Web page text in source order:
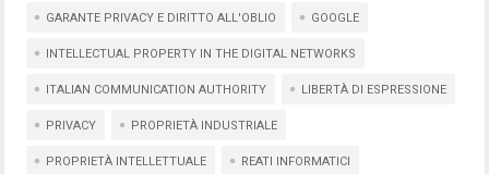
GARANTE PRIVACY E DIRITTO ALL'OBLIO GOOGLE
INTELLECTUAL PROPERTY IN THE DIGITAL NETWORKS
ITALIAN COMMUNICATION AUTHORITY LIBERTÀ DI ESPRESSIONE
PRIVACY PROPRIETÀ INDUSTRIALE
PROPRIETÀ INTELLETTUALE REATI INFORMATICI